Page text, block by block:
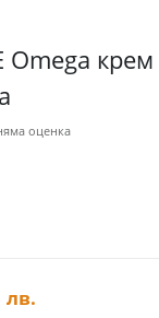
Omega
оценка
лв.